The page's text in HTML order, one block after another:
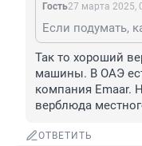
Гость27 марта 2025,
Так то хороший
машины. В ОАЭ
компания Emaar.
верблюда
ОТВЕТИТЬ